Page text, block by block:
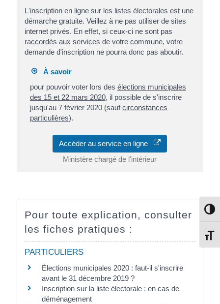
L'inscription en ligne sur les listes électorales est une
démarche gratuite. Veillez à ne pas utiliser de sites
internet privés. En effet, si ceux-ci ne sont pas
raccordés aux services de votre commune, votre
demande d'inscription ne pourra donc pas aboutir.
À savoir
pour pouvoir voter lors des élections municipales
des 15 et 22 mars 2020, il possible de s'inscrire
jusqu'au 7 février 2020 (saufcirconstances
particulières).
Accéder au service en ligne
Ministère chargé de l'intérieur
Pour toute explication, consulter
les fiches pratiques :
PARTICULIERS
Élections municipales 2020 : faut-il s'inscrire
avant le 31 décembre 2019 ?
Inscription sur la liste électorale : en cas de
déménagement